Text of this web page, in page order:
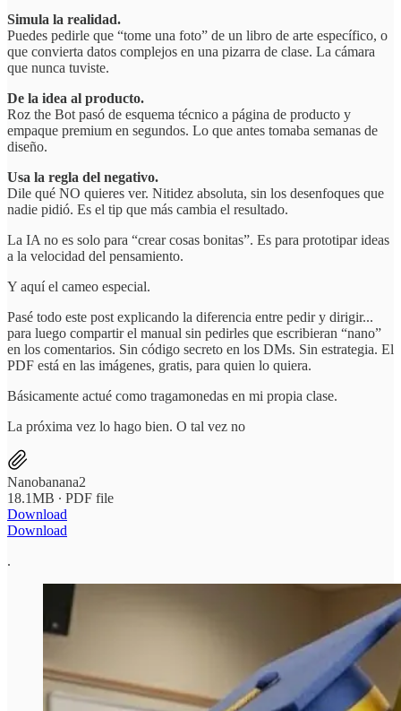
Simula la realidad.
Puedes pedirle que “tome una foto” de un libro de arte específico, o
que convierta datos complejos en una pizarra de clase. La cámara
que nunca tuviste.
De la idea al producto.
Roz the Bot pasó de esquema técnico a página de producto y
empaque premium en segundos. Lo que antes tomaba semanas de
diseño.
Usa la regla del negativo.
Dile qué NO quieres ver. Nitidez absoluta, sin los desenfoques que
nadie pidió. Es el tip que más cambia el resultado.
La IA no es solo para “crear cosas bonitas”. Es para prototipar ideas
a la velocidad del pensamiento.
Y aquí el cameo especial.
Pasé todo este post explicando la diferencia entre pedir y dirigir...
para luego compartir el manual sin pedirles que escribieran “nano”
en los comentarios. Sin código secreto en los DMs. Sin estrategia. El
PDF está en las imágenes, gratis, para quien lo quiera.
Básicamente actué como tragamonedas en mi propia clase.
La próxima vez lo hago bien. O tal vez no
Nanobanana2
18.1MB ∙ PDF file
Download
Download
.